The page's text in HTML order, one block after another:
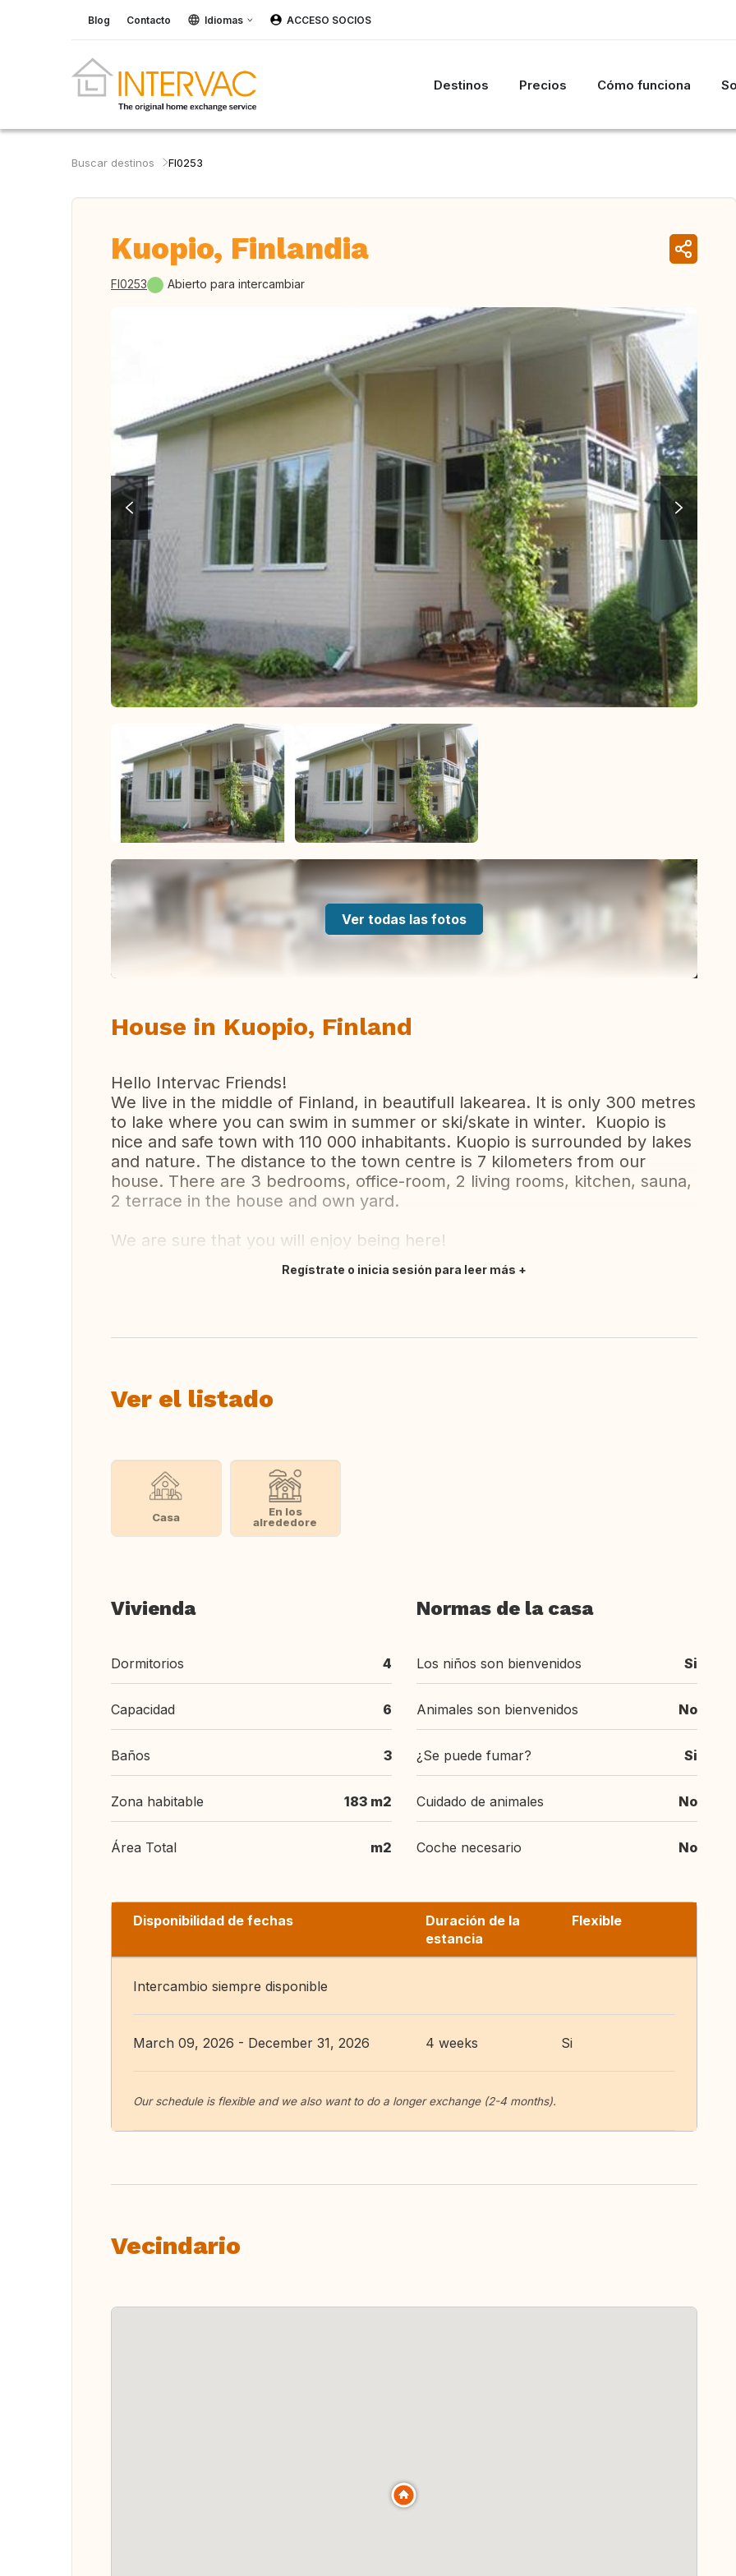
Blog Contacto Idiomas ACCESO SOCIOS
Destinos Precios Cómo funciona
Buscar destinos FI0253
Kuopio, Finlandia
FI0253 Abierto para intercambiar
Ver todas las fotos
House in Kuopio, Finland
Hello Intervac Friends!
We live in the middle of Finland, in beautifull lakearea. It is only 300 metres
to lake where you can swim in summer or ski/skate in winter. Kuopio is
nice and safe town with 110 000 inhabitants. Kuopio is surrounded by lakes
and nature. The distance to the town centre is 7 kilometers from our
house. There are 3 bedrooms, office-room, 2 living rooms, kitchen, sauna,
2 terrace in the house and own yard.
We are sure that you will enjoy being here!
Regístrate o inicia sesión para leer más
Ver el listado
Casa
En los
alrededore
Vivienda
Dormitorios 4
Capacidad 6
Baños 3
Zona habitable 183 m2
Área Total m2
Normas de la casa
Los niños son bienvenidos Si
Animales son bienvenidos No
¿Se puede fumar? Si
Cuidado de animales No
Coche necesario No
Disponibilidad de fechas
Duración de la
estancia
Flexible
Intercambio siempre disponible
March 09, 2026 - December 31, 2026 4 weeks Si
Our schedule is flexible and we also want to do a longer exchange (2-4 months).
Vecindario